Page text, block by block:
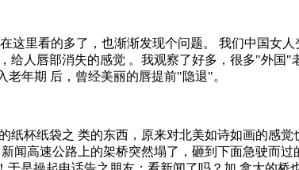
里看的多了，也渐渐发现个问题。 我们中国女人
人唇部消失的感觉 。我观察了好多，很多"外国"
年期 后，曾经美丽的唇提前"隐退"。
纸袋之 类的东西，原来对北美如诗如画的感觉
闻高速公路上的架桥突然塌了，砸到下面急驶而